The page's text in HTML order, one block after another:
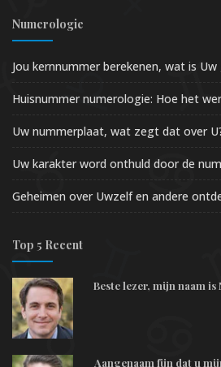
Numerologie
Jou kernnummer berekenen, wat is
Huisnummer numerologie: Hoe het
Uw nummerplaat, wat zegt dat over
Uw karakter word onthuld door de
Geheimen over Uwzelf en andere
Top 5 Recent
Beste lezer, mijn naam is
Aangenaam fijn dat u